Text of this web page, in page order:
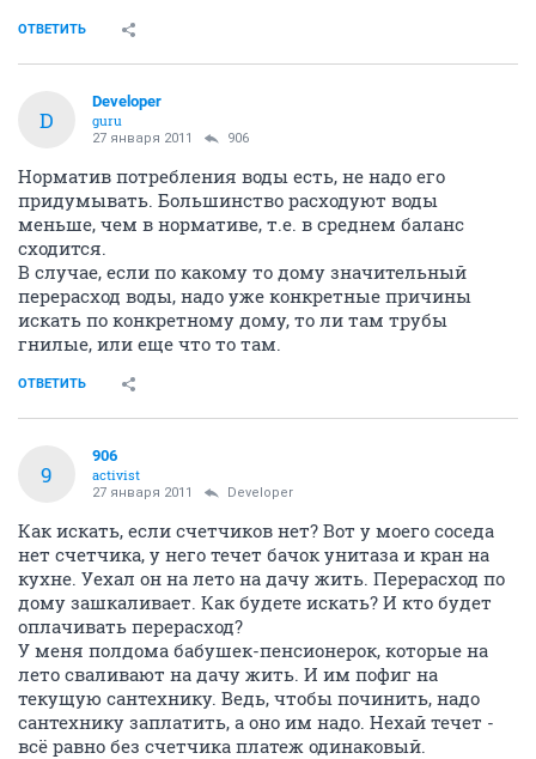
ОТВЕТИТЬ
D
Developer
guru
27 января 2011 906
Норматив потребления воды есть, не надо его
придумывать. Большинство расходуют воды
меньше, чем в нормативе, т.е. в среднем баланс
сходится.
В случае, если по какому то дому значительный
перерасход воды, надо уже конкретные причины
искать по конкретному дому, то ли там трубы
гнилые, или еще что то там.
ОТВЕТИТЬ
9
906
activist
27 января 2011 Developer
Как искать, если счетчиков нет? Вот у моего соседа
нет счетчика, у него течет бачок унитаза и кран на
кухне. Уехал он на лето на дачу жить. Перерасход по
дому зашкаливает. Как будете искать? И кто будет
оплачивать перерасход?
У меня полдома бабушек-пенсионерок, которые на
лето сваливают на дачу жить. И им пофиг на
текущую сантехнику. Ведь, чтобы починить, надо
сантехнику заплатить, а оно им надо. Нехай течет -
всё равно без счетчика платеж одинаковый.